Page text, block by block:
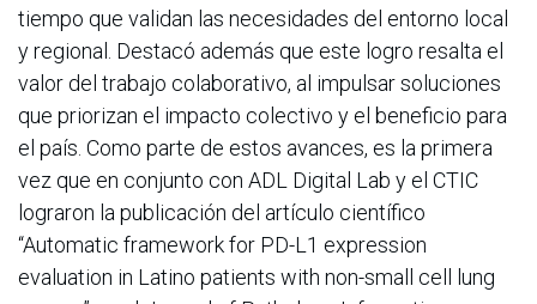
tiempo que validan las necesidades del entorno local
y regional. Destacó además que este logro resalta el
valor del trabajo colaborativo, al impulsar soluciones
que priorizan el impacto colectivo y el beneficio para
el país. Como parte de estos avances, es la primera
vez que en conjunto con ADL Digital Lab y el CTIC
lograron la publicación del artículo científico
“Automatic framework for PD-L1 expression
evaluation in Latino patients with non-small cell lung